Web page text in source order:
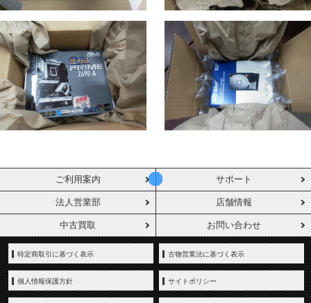
ご利用案内 サポート
法人営業部 店舗情報
中古買取 お問い合わせ
特定商取引に基づく表示 古物営業法に基づく表示
個人情報保護方針 サイトポリシー